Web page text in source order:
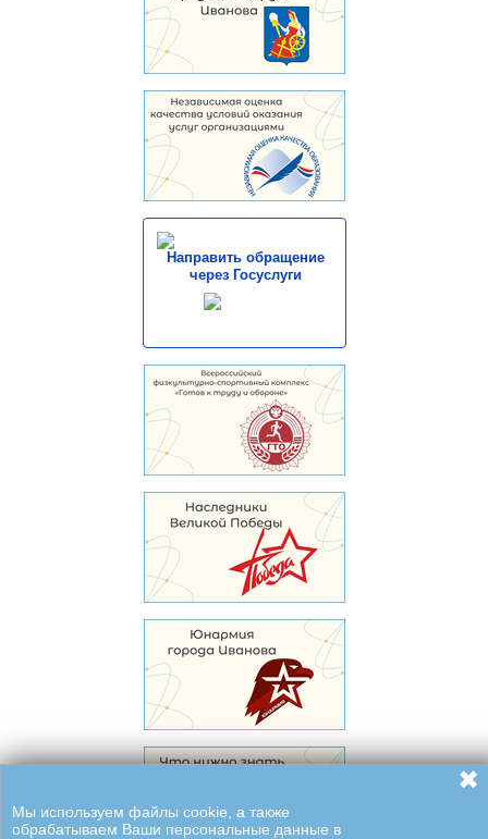
Направить обращение
через Госуслуги
Мы используем файлы cookie, а также
обрабатываем Ваши персональные данные в
✖